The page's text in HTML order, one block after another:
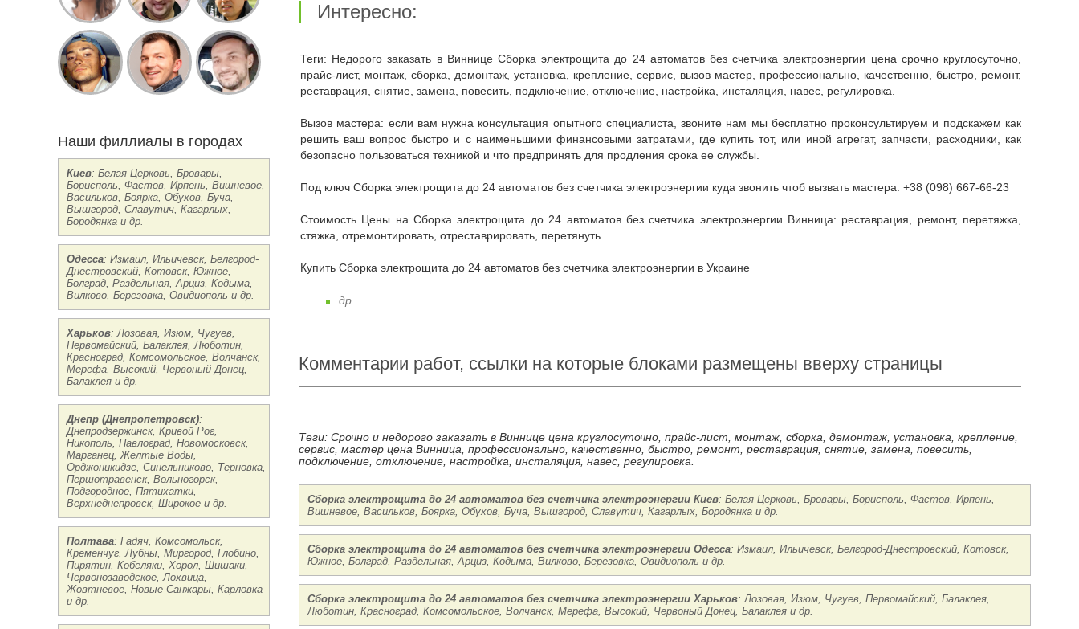
Наши филлиалы в городах
Киев: Белая Церковь, Бровары,
Борисполь, Фастов, Ирпень, Вишневое,
Васильков, Боярка, Обухов, Буча,
Вышгород, Славутич, Кагарлых,
Бородянка и др.
Одесса: Измаил, Ильичевск, Белгород-
Днестровский, Котовск, Южное,
Болград, Раздельная, Арциз, Кодыма,
Вилково, Березовка, Овидиополь и др.
Харьков: Лозовая, Изюм, Чугуев,
Первомайский, Балаклея, Люботин,
Красноград, Комсомольское, Волчанск,
Мерефа, Высокий, Червоный Донец,
Балаклея и др.
Днепр (Днепропетровск):
Днепродзержинск, Кривой Рог,
Никополь, Павлоград, Новомосковск,
Марганец, Желтые Воды,
Орджоникидзе, Синельниково, Терновка,
Першотравенск, Вольногорск,
Подгородное, Пятихатки,
Верхнеднепровск, Широкое и др.
Полтава: Гадяч, Комсомольск,
Кременчуг, Лубны, Миргород, Глобино,
Пирятин, Кобеляки, Хорол, Шишаки,
Червонозаводское, Лохвица,
Жовтневое, Новые Санжары, Карловка
и др.
Интересно:
Теги: Недорого заказать в Виннице Сборка электрощита до 24 автоматов без счетчика электроэнергии цена срочно круглосуточно,
прайс-лист, монтаж, сборка, демонтаж, установка, крепление, сервис, вызов мастер, профессионально, качественно, быстро, ремонт,
реставрация, снятие, замена, повесить, подключение, отключение, настройка, инсталяция, навес, регулировка.
Вызов мастера: если вам нужна консультация опытного специалиста, звоните нам мы бесплатно проконсультируем и подскажем как
решить ваш вопрос быстро и с наименьшими финансовыми затратами, где купить тот, или иной агрегат, запчасти, расходники, как
безопасно пользоваться техникой и что предпринять для продления срока ее службы.
Под ключ Сборка электрощита до 24 автоматов без счетчика электроэнергии куда звонить чтоб вызвать мастера: +38 (098) 667-66-23
Стоимость Цены на Сборка электрощита до 24 автоматов без счетчика электроэнергии Винница: реставрация, ремонт, перетяжка,
стяжка, отремонтировать, отреставрировать, перетянуть.
Купить Сборка электрощита до 24 автоматов без счетчика электроэнергии в Украине
др.
Комментарии работ, ссылки на которые блоками размещены вверху страницы
Теги: Срочно и недорого заказать в Виннице цена круглосуточно, прайс-лист, монтаж, сборка, демонтаж, установка, крепление,
сервис, мастер цена Винница, профессионально, качественно, быстро, ремонт, реставрация, снятие, замена, повесить,
подключение, отключение, настройка, инсталяция, навес, регулировка.
Сборка электрощита до 24 автоматов без счетчика электроэнергии Киев: Белая Церковь, Бровары, Борисполь, Фастов, Ирпень,
Вишневое, Васильков, Боярка, Обухов, Буча, Вышгород, Славутич, Кагарлых, Бородянка и др.
Сборка электрощита до 24 автоматов без счетчика электроэнергии Одесса: Измаил, Ильичевск, Белгород-Днестровский, Котовск,
Южное, Болград, Раздельная, Арциз, Кодыма, Вилково, Березовка, Овидиополь и др.
Сборка электрощита до 24 автоматов без счетчика электроэнергии Харьков: Лозовая, Изюм, Чугуев, Первомайский, Балаклея,
Люботин, Красноград, Комсомольское, Волчанск, Мерефа, Высокий, Червоный Донец, Балаклея и др.